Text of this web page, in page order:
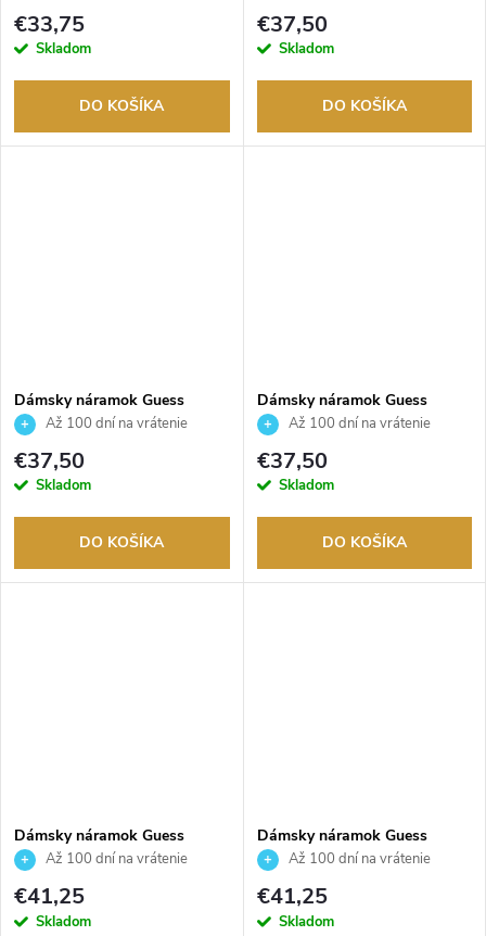
tovaru. Autorizovaný predajca.
€33,75
Skladom
DO KOŠÍKA
tovaru. Autorizovaný predajca.
€37,50
Skladom
DO KOŠÍKA
Dámsky náramok Guess
JUBB05220JWRHS
Až 100 dní na vrátenie
tovaru. Autorizovaný predajca.
€37,50
Skladom
DO KOŠÍKA
Dámsky náramok Guess
JUBB05057JWRHS
Až 100 dní na vrátenie
tovaru. Autorizovaný predajca.
€37,50
Skladom
DO KOŠÍKA
Dámsky náramok Guess
JUBB05214JWRHS
Až 100 dní na vrátenie
tovaru. Autorizovaný predajca.
€41,25
Skladom
Dámsky náramok Guess
JUBB05214JWYGS
Až 100 dní na vrátenie
tovaru. Autorizovaný predajca.
€41,25
Skladom